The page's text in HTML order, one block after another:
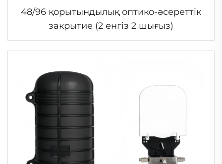
48/96 қорытындылық оптико-әсереттік
закрытие (2 енгіз 2 шығыз)